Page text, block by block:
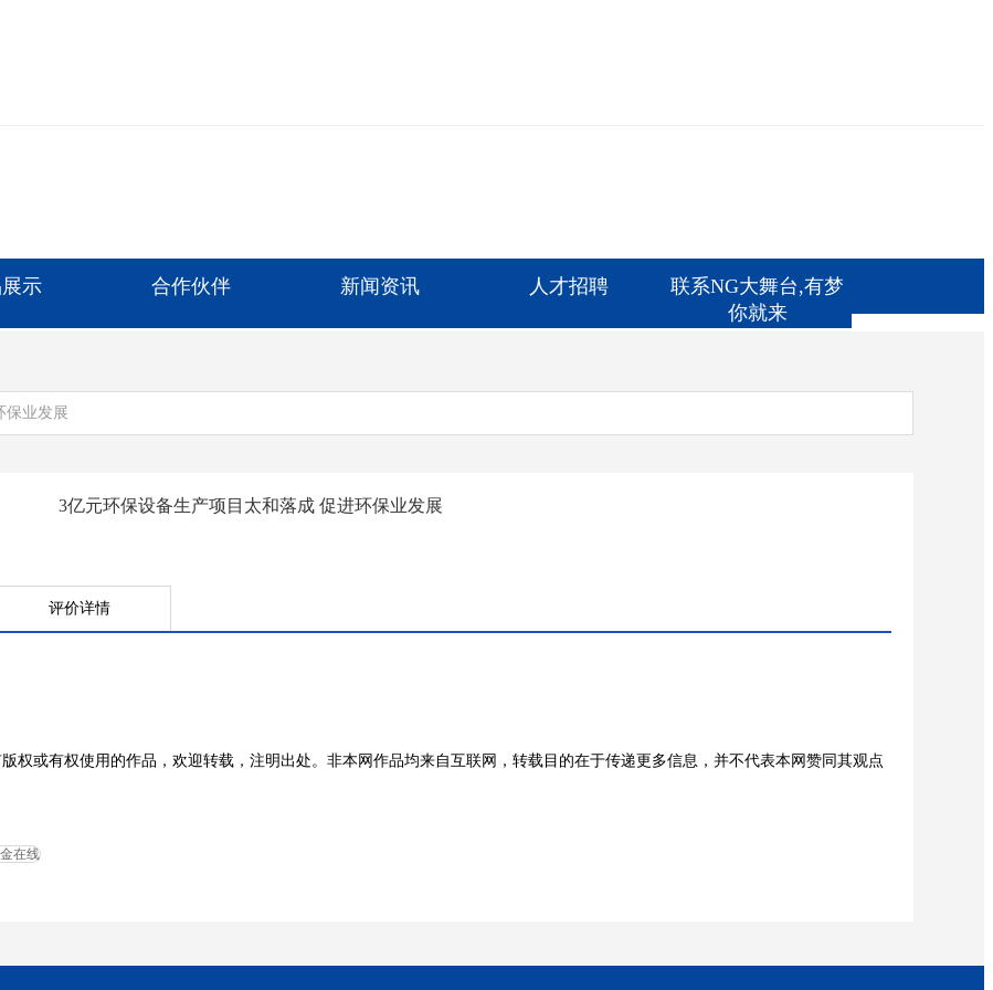
示 合作伙伴 新闻资讯 人才招聘
联系NG大舞台,有梦
你就来
保业发展
3亿元环保设备生产项目太和落成 促进环保业发展
评价详情
权或有权使用的作品，欢迎转载，注明出处。非本网作品均来自互联网，转载目的在于传递更多信息，并不代表本网赞同其观点
在线